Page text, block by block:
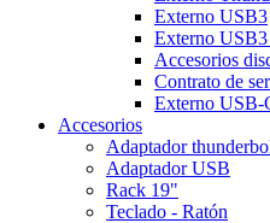
Externo USB3
Externo
Accesorios
Contrato de
Externo USB-
Accesorios
Adaptador
Adaptador USB
Rack 19"
Teclado - Ratón